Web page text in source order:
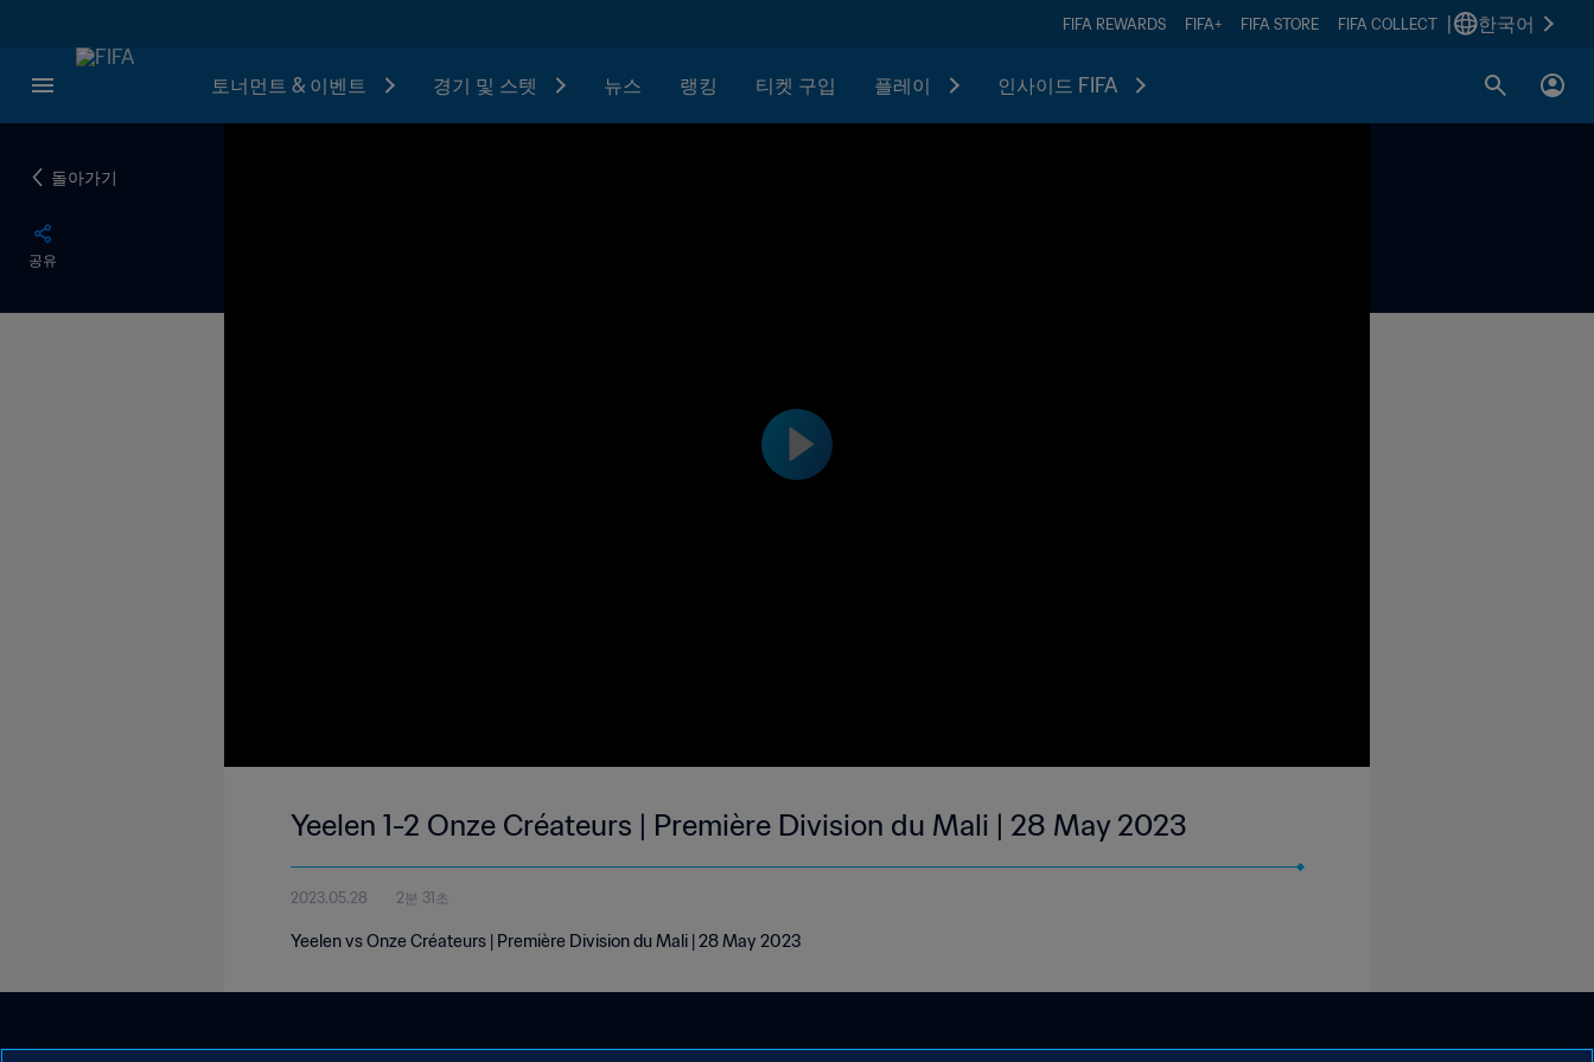
FIFA REWARDS FIFA+ FIFA STORE FIFA COLLECT 한국어
토너먼트 & 이벤트 경기 및 스텟 뉴스 랭킹 티켓 구입 플레이 인사이드 FIFA
돌아가기
공유
Yeelen 1-2 Onze Créateurs | Première Division du Mali | 28 May 2023
2023.05.28 2분 31초
Yeelen vs Onze Créateurs | Première Division du Mali | 28 May 2023